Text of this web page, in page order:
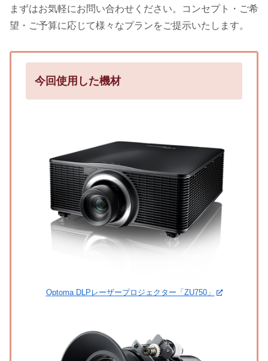
まずはお気軽にお問い合わせください。コンセプト・ご希
望・ご予算に応じて様々なプランをご提示いたします。
今回使用した機材
Optoma DLPレーザープロジェクター「ZU750」